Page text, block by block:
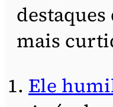
mais
Ele